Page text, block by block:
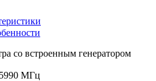
со встроенным генератором
МГц